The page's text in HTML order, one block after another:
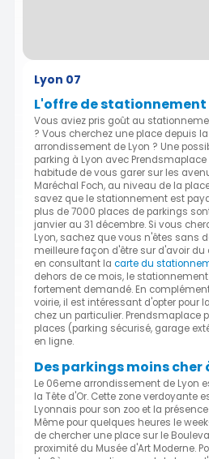
Lyon 07
L'offre de
Vous aviez pris goût au
? Vous cherchez une place depuis
arrondissement de Lyon ? Une
parking à Lyon avec Prendsmaplace
habitude de vous garer sur les
Maréchal Foch, au niveau de la
savez que le stationnement est
plus de 7000 places de parkings
janvier au 31 décembre. Si vous
Lyon, sachez que vous n'êtes sans
meilleure façon d'être sur d'avoir du
en consultant la carte du
dehors de ce mois, le
fortement demandé. En
voirie, il est intéressant d'opter pour
chez un particulier. Prendsmaplace
places (parking sécurisé, garage
en ligne.
Des parkings moins cher
Le 06eme arrondissement de Lyon
la Tête d'Or. Cette zone verdoyante
Lyonnais pour son zoo et la
Même pour quelques heures le
de chercher une place sur le
proximité du Musée d'Art Moderne.